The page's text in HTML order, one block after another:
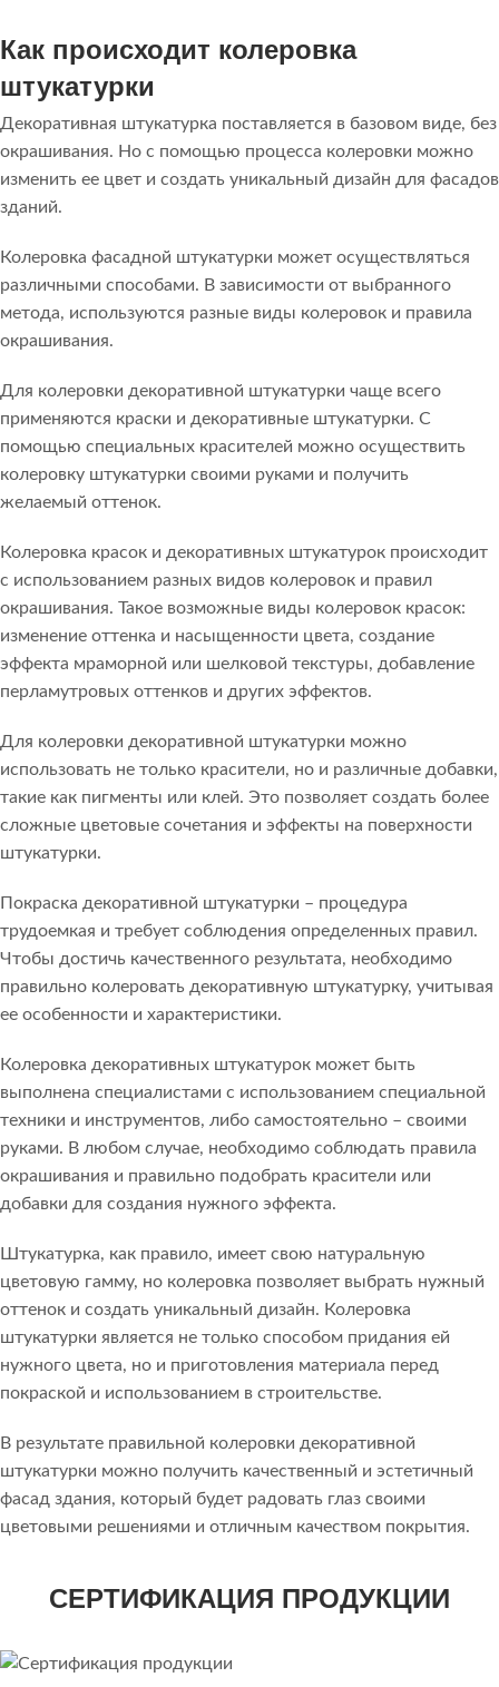
Как происходит колеровка
штукатурки
Декоративная штукатурка поставляется в базовом виде, без
окрашивания. Но с помощью процесса колеровки можно
изменить ее цвет и создать уникальный дизайн для фасадов
зданий.
Колеровка фасадной штукатурки может осуществляться
различными способами. В зависимости от выбранного
метода, используются разные виды колеровок и правила
окрашивания.
Для колеровки декоративной штукатурки чаще всего
применяются краски и декоративные штукатурки. С
помощью специальных красителей можно осуществить
колеровку штукатурки своими руками и получить
желаемый оттенок.
Колеровка красок и декоративных штукатурок происходит
с использованием разных видов колеровок и правил
окрашивания. Такое возможные виды колеровок красок:
изменение оттенка и насыщенности цвета, создание
эффекта мраморной или шелковой текстуры, добавление
перламутровых оттенков и других эффектов.
Для колеровки декоративной штукатурки можно
использовать не только красители, но и различные добавки,
такие как пигменты или клей. Это позволяет создать более
сложные цветовые сочетания и эффекты на поверхности
штукатурки.
Покраска декоративной штукатурки – процедура
трудоемкая и требует соблюдения определенных правил.
Чтобы достичь качественного результата, необходимо
правильно колеровать декоративную штукатурку, учитывая
ее особенности и характеристики.
Колеровка декоративных штукатурок может быть
выполнена специалистами с использованием специальной
техники и инструментов, либо самостоятельно – своими
руками. В любом случае, необходимо соблюдать правила
окрашивания и правильно подобрать красители или
добавки для создания нужного эффекта.
Штукатурка, как правило, имеет свою натуральную
цветовую гамму, но колеровка позволяет выбрать нужный
оттенок и создать уникальный дизайн. Колеровка
штукатурки является не только способом придания ей
нужного цвета, но и приготовления материала перед
покраской и использованием в строительстве.
В результате правильной колеровки декоративной
штукатурки можно получить качественный и эстетичный
фасад здания, который будет радовать глаз своими
цветовыми решениями и отличным качеством покрытия.
СЕРТИФИКАЦИЯ ПРОДУКЦИИ